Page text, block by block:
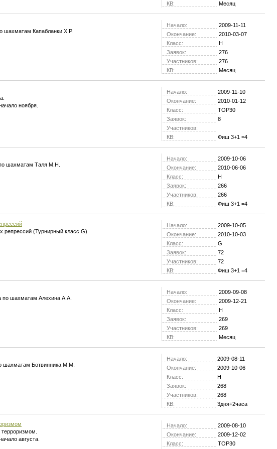
КВ:
Месяц
шахматам Капабланки Х.Р.
Начало:
2009-11-11
Окончание:
2010-03-07
Класс:
H
Заявок:
276
Участников:
276
КВ:
Месяц
ноября.
Начало:
2009-11-10
Окончание:
2010-01-12
Класс:
TOP30
Заявок:
8
Участников:
КВ:
Фиш 3+1 =4
шахматам Таля М.Н.
Начало:
2009-10-06
Окончание:
2010-06-06
Класс:
H
Заявок:
266
Участников:
266
КВ:
Фиш 3+1 =4
репрессий (Турнирный класс G)
Начало:
2009-10-05
Окончание:
2010-10-03
Класс:
G
Заявок:
72
Участников:
72
КВ:
Фиш 3+1 =4
по шахматам Алехина А.А.
Начало:
2009-09-08
Окончание:
2009-12-21
Класс:
H
Заявок:
269
Участников:
269
КВ:
Месяц
шахматам Ботвинника М.М.
Начало:
2009-08-11
Окончание:
2009-10-06
Класс:
H
Заявок:
268
Участников:
268
КВ:
3дня+2часа
августа.
Начало:
2009-08-10
Окончание:
2009-12-02
Класс:
TOP30